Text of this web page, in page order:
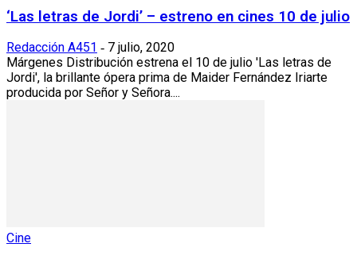
‘Las letras de Jordi’ – estreno en cines 10 de julio
Redacción A451 - 7 julio, 2020
Márgenes Distribución estrena el 10 de julio 'Las letras de
Jordi', la brillante ópera prima de Maider Fernández Iriarte
producida por Señor y Señora....
Cine